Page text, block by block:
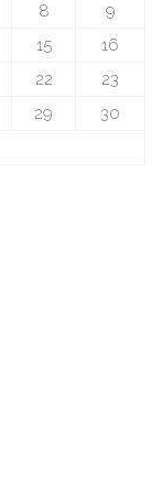
8
9
15
16
22
23
29
30